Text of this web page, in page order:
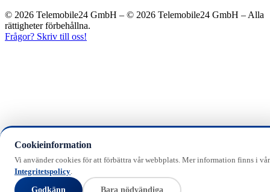
© 2026 Telemobile24 GmbH – © 2026 Telemobile24 GmbH – Alla
rättigheter förbehållna.
Frågor? Skriv till oss!
Cookieinformation
Vi använder cookies för att förbättra vår webbplats. Mer information finns i vår
Integritetspolicy.
Godkänn Bara nödvändiga